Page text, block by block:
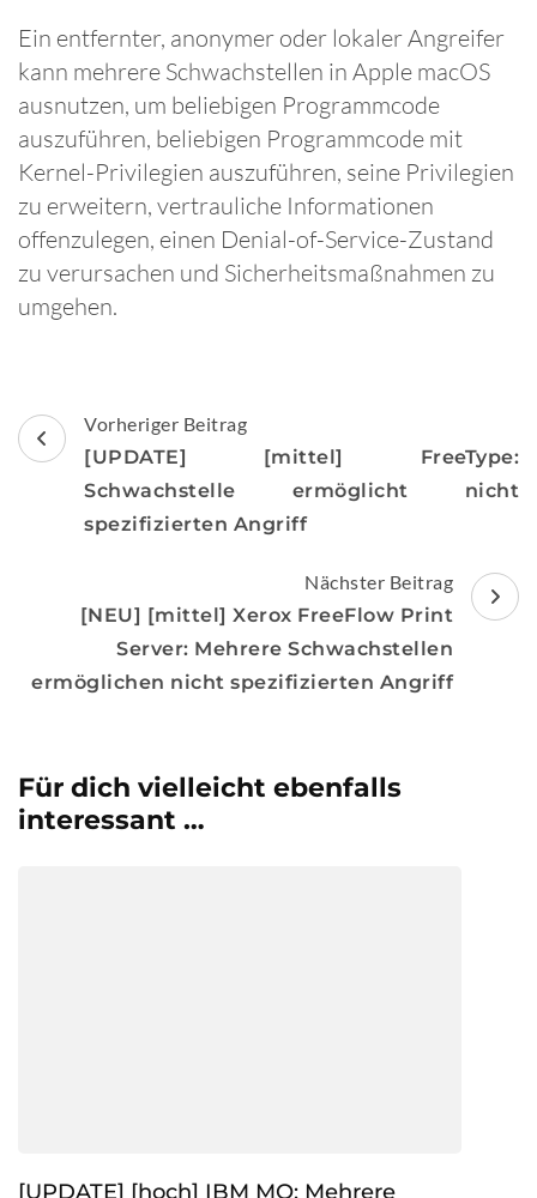
Ein entfernter, anonymer oder lokaler Angreifer
kann mehrere Schwachstellen in Apple macOS
ausnutzen, um beliebigen Programmcode
auszuführen, beliebigen Programmcode mit
Kernel-Privilegien auszuführen, seine Privilegien
zu erweitern, vertrauliche Informationen
offenzulegen, einen Denial-of-Service-Zustand
zu verursachen und Sicherheitsmaßnahmen zu
umgehen.
Beitragsnavigation
Vorheriger Beitrag
[UPDATE] [mittel] FreeType:
Schwachstelle ermöglicht nicht
spezifizierten Angriff
Nächster Beitrag
[NEU] [mittel] Xerox FreeFlow Print
Server: Mehrere Schwachstellen
ermöglichen nicht spezifizierten Angriff
Für dich vielleicht ebenfalls
interessant …
[UPDATE] [hoch] IBM MQ: Mehrere